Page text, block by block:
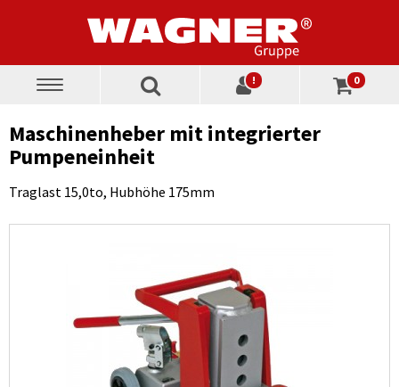
Toggle
! 0
Maschinenheber mit integrierter
Pumpeneinheit
Traglast 15,0to, Hubhöhe 175mm